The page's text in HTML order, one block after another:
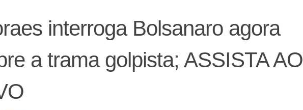
interroga Bolsanaro agora
a trama golpista; ASSISTA AO